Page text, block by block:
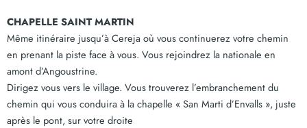
CHAPELLE SAINT MARTIN
Même itinéraire jusqu’à Cereja où vous continuerez votre chemin
en prenant la piste face à vous. Vous rejoindrez la nationale en
amont d’Angoustrine.
Dirigez vous vers le village. Vous trouverez l’embranchement du
chemin qui vous conduira à la chapelle « San Marti d’Envalls », juste
après le pont, sur votre droite